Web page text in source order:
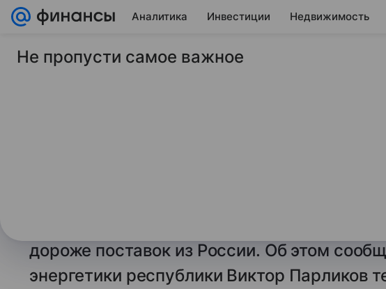
Аналитика Инвестиции Недвижимость
3 апреля 2024 ТАСС
В Молдавии заявили,
КИШИНЕВ, 3 апреля. /ТАСС/. Закупка
дороже поставок из России. Об этом
энергетики республики Виктор Парликов
Не пропусти самое важное